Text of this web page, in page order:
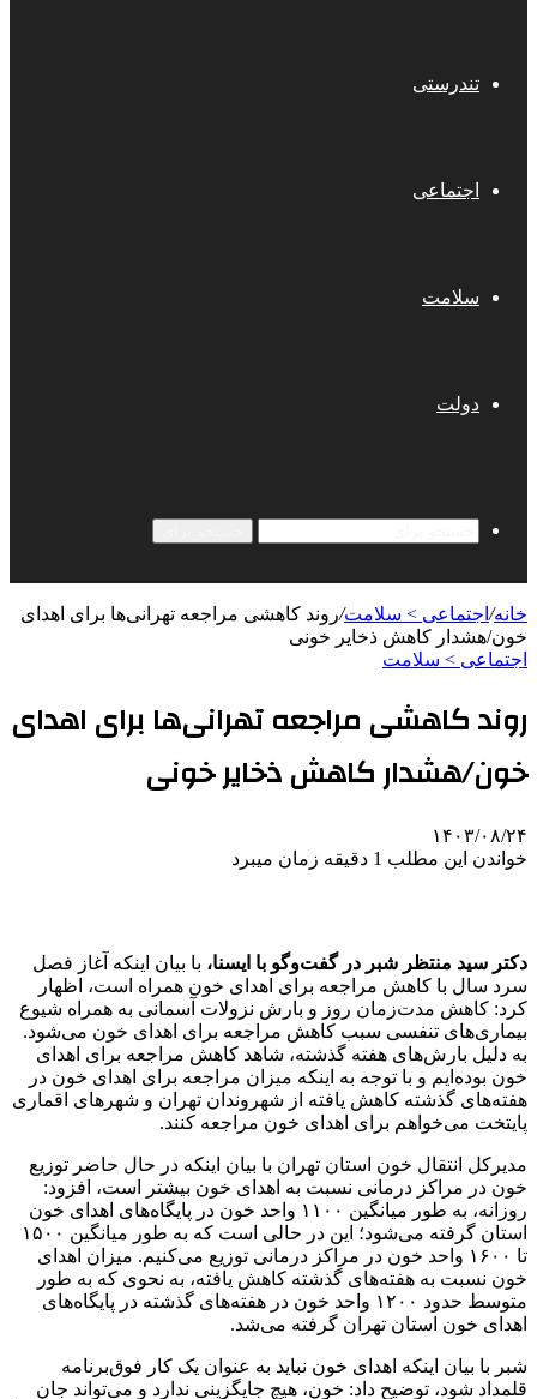
تندرستی
اجتماعی
سلامت
دولت
خانه/ اجتماعی > سلامت/روند کاهشی مراجعه تهرانی‌ها برای اهدای
خون/هشدار کاهش ذخایر خونی
اجتماعی > سلامت
روند کاهشی مراجعه تهرانی‌ها برای اهدای
خون/هشدار کاهش ذخایر خونی
۱۴۰۳/۰۸/۲۴
خواندن این مطلب 1 دقیقه زمان میبرد
دکتر سید منتظر شبر در گفت‌وگو با ایسنا، با بیان اینکه آغاز فصل
سرد سال با کاهش مراجعه برای اهدای خون همراه است، اظهار
کرد: کاهش مدت‌زمان روز و بارش نزولات آسمانی به همراه شیوع
بیماری‌های تنفسی سبب کاهش مراجعه برای اهدای خون می‌شود.
به دلیل بارش‌های هفته گذشته، شاهد کاهش مراجعه برای اهدای
خون بوده‌ایم و با توجه به اینکه میزان مراجعه برای اهدای خون در
هفته‌های گذشته کاهش یافته از شهروندان تهران و شهرهای اقماری
پایتخت می‌خواهم برای اهدای خون مراجعه کنند.
مدیرکل انتقال خون استان تهران با بیان اینکه در حال حاضر توزیع
خون در مراکز درمانی نسبت به اهدای خون بیشتر است، افزود:
روزانه، به طور میانگین ۱۱۰۰ واحد خون در پایگاه‌های اهدای خون
استان گرفته می‌شود؛ این در حالی است که به طور میانگین ۱۵۰۰
تا ۱۶۰۰ واحد خون در مراکز درمانی توزیع می‌کنیم. میزان اهدای
خون نسبت به هفته‌های گذشته کاهش یافته، به نحوی که به طور
متوسط حدود ۱۲۰۰ واحد خون در هفته‌های گذشته در پایگاه‌های
اهدای خون استان تهران گرفته می‌شد.
شبر با بیان اینکه اهدای خون نباید به عنوان یک کار فوق‌برنامه
قلمداد شود، توضیح داد: خون، هیچ‌ جایگزینی ندارد و می‌تواند جان